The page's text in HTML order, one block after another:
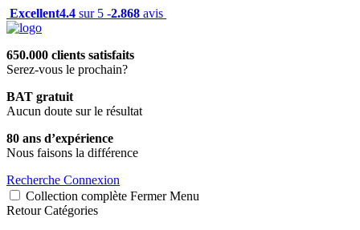
Excellent4.4 sur 5 -2.868 avis
650.000 clients satisfaits
Serez-vous le prochain?
BAT gratuit
Aucun doute sur le résultat
80 ans d’expérience
Nous faisons la différence
Recherche Connexion
Collection complète Fermer Menu
Retour Catégories